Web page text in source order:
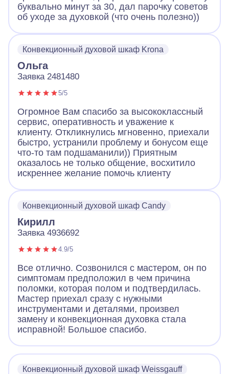
буквально минут за 30, дал парочку советов
об уходе за духовкой (что очень полезно))
Конвекционный духовой шкаф Krona
Ольга
Заявка 2481480
5/5
Огромное Вам спасибо за высококлассный
сервис, оперативность и уважение к
клиенту. Откликнулись мгновенно, приехали
быстро, устранили проблему и бонусом еще
что-то там подшаманили)) Приятным
оказалось не только общение, восхитило
искреннее желание помочь клиенту
Конвекционный духовой шкаф Candy
Кирилл
Заявка 4936692
4.9/5
Все отлично. Созвонился с мастером, он по
симптомам предположил в чем причина
поломки, которая полом и подтвердилась.
Мастер приехал сразу с нужными
инструментами и деталями, произвел
замену и конвекционная духовка стала
исправной! Большое спасибо.
Конвекционный духовой шкаф Weissgauff